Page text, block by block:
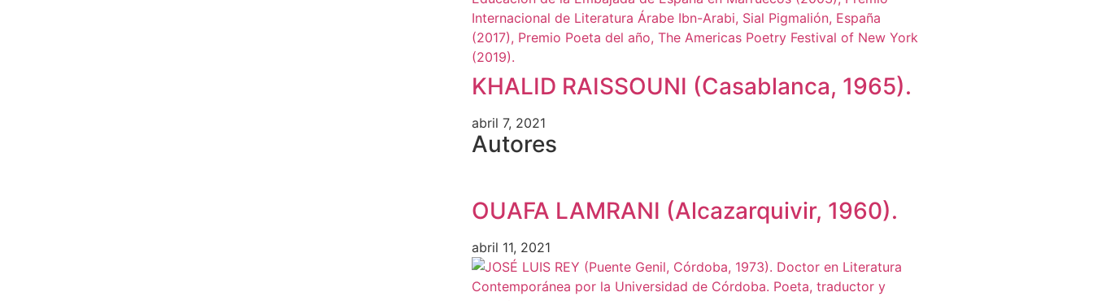
KHALID RAISSOUNI (Casablanca, 1965).
abril 7, 2021
Autores
OUAFA LAMRANI (Alcazarquivir, 1960).
abril 11, 2021